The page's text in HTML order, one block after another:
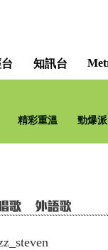
知訊台
精彩重溫 勁爆